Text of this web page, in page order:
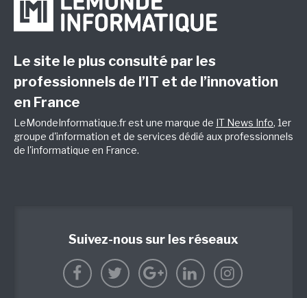
Le site le plus consulté par les
professionnels de l’IT et de l’innovation
en France
LeMondeInformatique.fr est une marque de IT News Info, 1er
groupe d'information et de services dédié aux professionnels
de l'informatique en France.
Suivez-nous sur les réseaux